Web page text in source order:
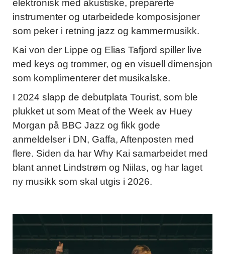
elektronisk med akustiske, preparerte
instrumenter og utarbeidede komposisjoner
som peker i retning jazz og kammermusikk.
Kai von der Lippe og Elias Tafjord spiller live
med keys og trommer, og en visuell dimensjon
som komplimenterer det musikalske.
I 2024 slapp de debutplata Tourist, som ble
plukket ut som Meat of the Week av Huey
Morgan på BBC Jazz og fikk gode
anmeldelser i DN, Gaffa, Aftenposten med
flere. Siden da har Why Kai samarbeidet med
blant annet Lindstrøm og Niilas, og har laget
ny musikk som skal utgis i 2026.